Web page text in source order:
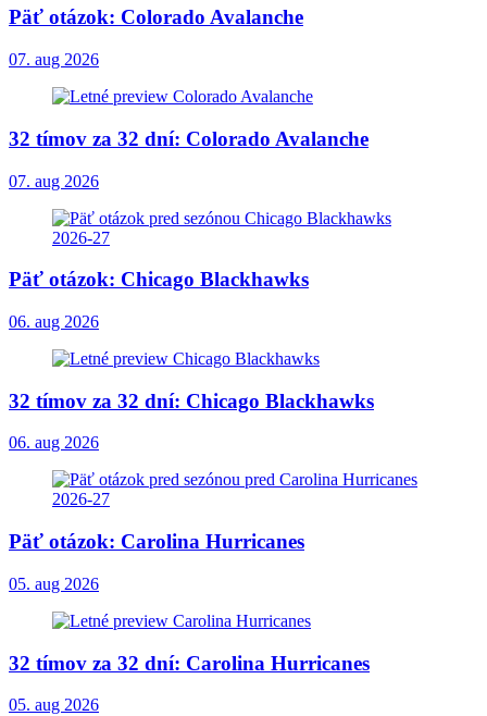
Päť otázok: Colorado Avalanche
07. aug 2026
32 tímov za 32 dní: Colorado Avalanche
07. aug 2026
Päť otázok: Chicago Blackhawks
06. aug 2026
32 tímov za 32 dní: Chicago Blackhawks
06. aug 2026
Päť otázok: Carolina Hurricanes
05. aug 2026
32 tímov za 32 dní: Carolina Hurricanes
05. aug 2026